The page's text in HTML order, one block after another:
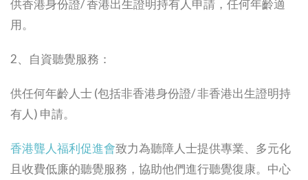
供香港身份證/ 香港出生證明持有人申請，任何年齡適
用。
2、自資聽覺服務：
供任何年齡人士 (包括非香港身份證/ 非香港出生證明持
有人) 申請。
香港聾人福利促進會致力為聽障人士提供專業、多元化
且收費低廉的聽覺服務，協助他們進行聽覺復康。中心